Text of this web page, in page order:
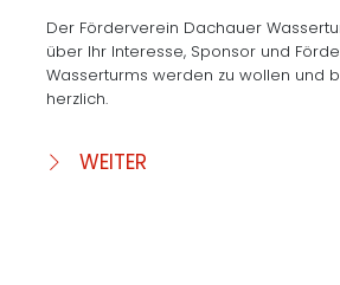
Der Förderverein Dachauer
über Ihr Interesse, Sponsor und
Wasserturms werden zu wollen und
herzlich.
WEITER